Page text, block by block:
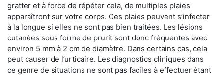
gratter et à force de répéter cela, de multiples plaies
apparaîtront sur votre corps. Ces plaies peuvent s’infecter
à la longue si elles ne sont pas bien traitées. Les lésions
cutanées sous forme de prurit sont donc fréquentes avec
environ 5 mm à 2 cm de diamètre. Dans certains cas, cela
peut causer de l’urticaire. Les diagnostics cliniques dans
ce genre de situations ne sont pas faciles à effectuer étant